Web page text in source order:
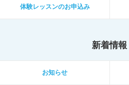
体験レッスンのお申込み
新着情報
お知らせ